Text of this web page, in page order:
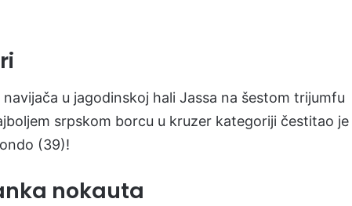
u jagodinskoj hali Jassa na šestom trijumfu
srpskom borcu u kruzer kategoriji čestitao je
(39)!
nokauta